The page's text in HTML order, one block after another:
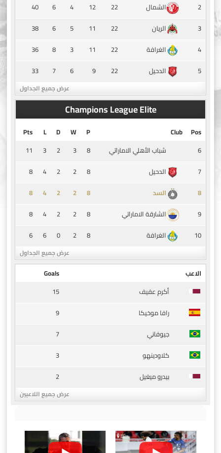
2
الشمال 22
12
4
6
40
3
الريان 22
11
5
6
38
4
الغرافة 22
11
3
8
36
5
الدحيل 22
9
6
7
33
عرض جميع الجداول
Champions League Elite
Pos
Club
P
W
D
L
Pts
6
شباب الأهلي الاماراتي 8
3
2
3
11
7
الدحيل 8
2
2
4
8
8
السد 8
2
2
4
8
9
الشارقة الاماراتي 8
2
2
4
8
10
الغرافة 8
2
0
6
6
عرض جميع الجداول
الاعب
Goals
أكرم عفيف
15
رافا موخيكا
9
جيوفاني
7
كلاودينهو
3
بيدرو ميغيل
2
عرض جميع اللاعبين